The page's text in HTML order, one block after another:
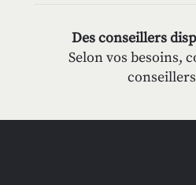
Des conseillers
Selon vos besoins,
conseillers